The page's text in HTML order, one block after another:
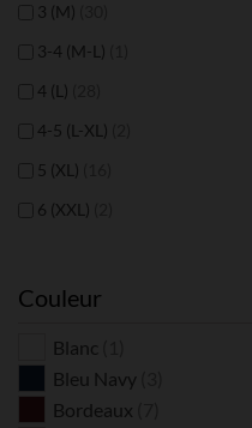
3 (M)
3-4 (M-L)
4 (L)
4-5 (L-XL)
5 (XL)
6 (XXL)
Couleur
Blanc
Bleu Navy
Bordeaux